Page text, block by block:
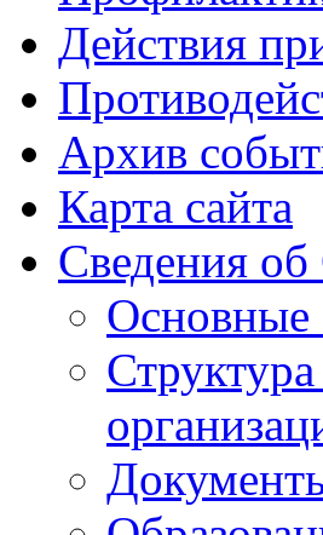
Действия
Архив
Карта сайта
Сведения
Основные